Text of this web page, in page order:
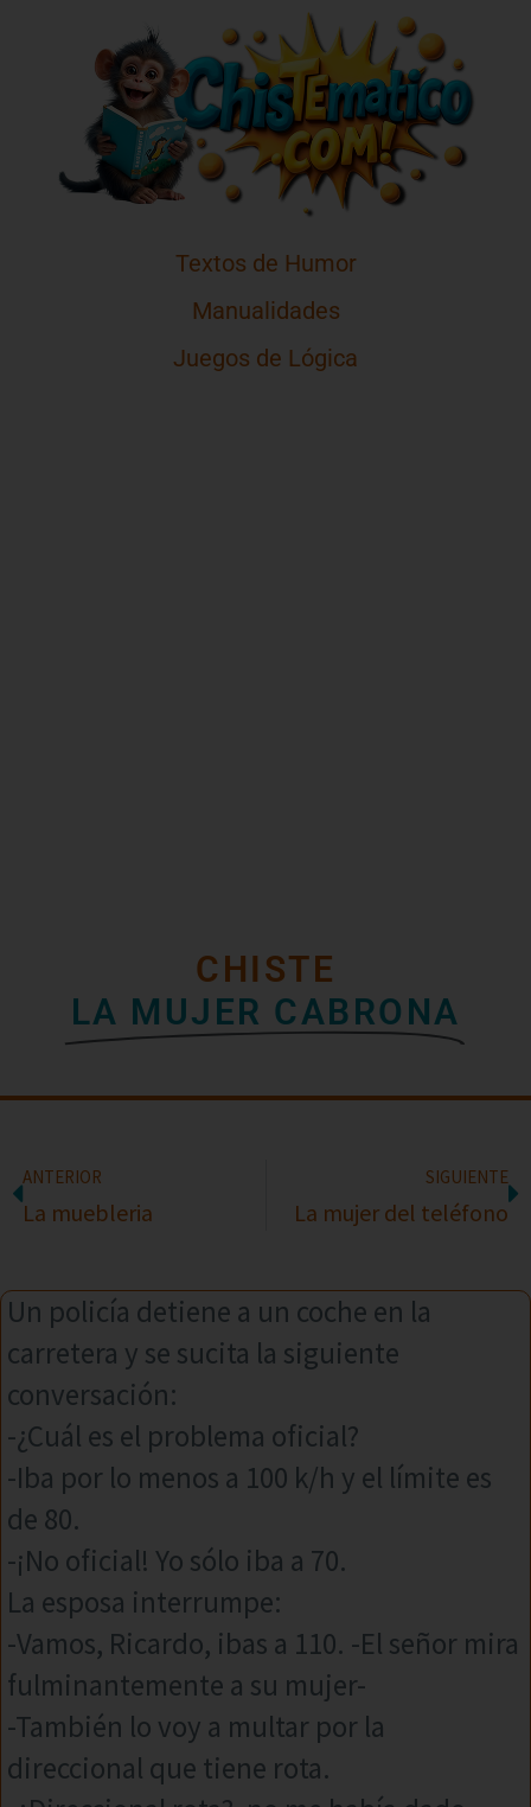
Textos de Humor
Manualidades
Juegos de Lógica
CHISTE
LA MUJER CABRONA
ANTERIOR
La muebleria
SIGUIENTE
La mujer del teléfono
Un policía detiene a un coche en la
carretera y se sucita la siguiente
conversación:
-¿Cuál es el problema oficial?
-Iba por lo menos a 100 k/h y el límite es
de 80.
-¡No oficial! Yo sólo iba a 70.
La esposa interrumpe:
-Vamos, Ricardo, ibas a 110. -El señor mira
fulminantemente a su mujer-
-También lo voy a multar por la
direccional que tiene rota.